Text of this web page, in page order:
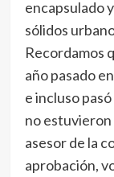
encapsulado
sólidos
Recordamos
año pasado
e incluso
no estuvieron
asesor de la
aprobación,